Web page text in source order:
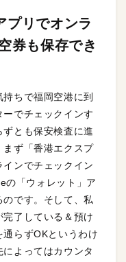
プリでオンラ
券も保存でき
ちで福岡空港に到
でチェックインす
とも保安検査に進
ず「香港エクスプ
ンでチェックイン
の「ウォレット」ア
です。そして、私
了している＆預け
らずOKというわけ
よってはカウンタ